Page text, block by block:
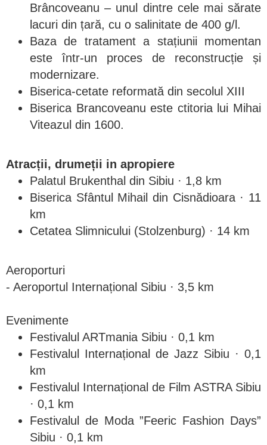
Brâncoveanu – unul dintre cele mai sărate
lacuri din țară, cu o salinitate de 400 g/l.
Baza de tratament a stațiunii momentan
este într-un proces de reconstrucție și
modernizare.
Biserica-cetate reformată din secolul XIII
Biserica Brancoveanu este ctitoria lui Mihai
Viteazul din 1600.
Atracții, drumeții in apropiere
Palatul Brukenthal din Sibiu · 1,8 km
Biserica Sfântul Mihail din Cisnădioara · 11
km
Cetatea Slimnicului (Stolzenburg) · 14 km
Aeroporturi
- Aeroportul Internațional Sibiu · 3,5 km
Evenimente
Festivalul ARTmania Sibiu · 0,1 km
Festivalul Internațional de Jazz Sibiu · 0,1
km
Festivalul Internațional de Film ASTRA Sibiu
· 0,1 km
Festivalul de Moda ”Feeric Fashion Days”
Sibiu · 0,1 km